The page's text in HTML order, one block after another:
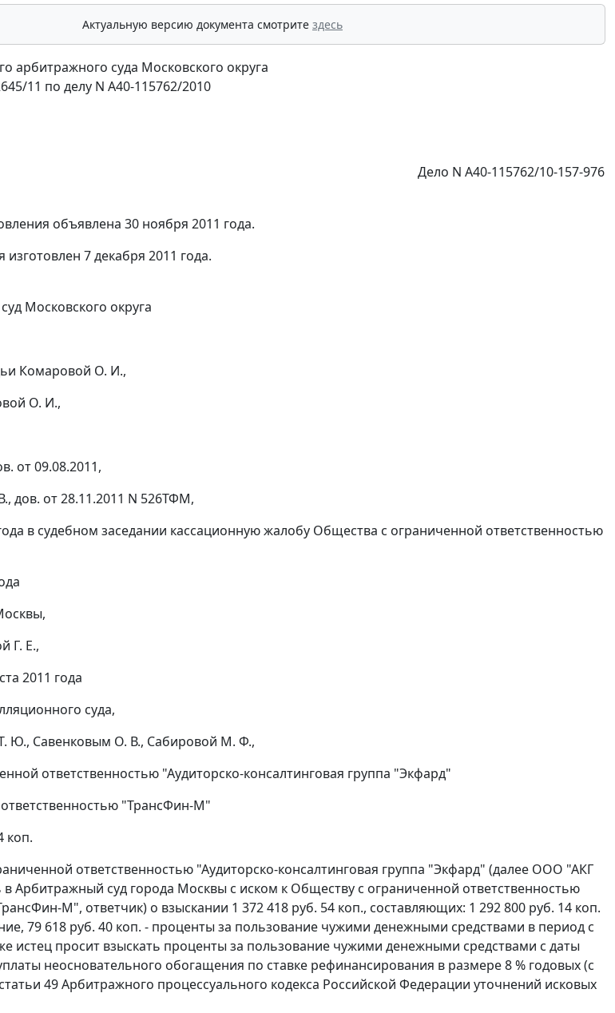
Актуальную версию документа смотрите здесь
арбитражного суда Московского округа
11 по делу N А40-115762/2010
Дело N А40-115762/10-157-976
объявлена 30 ноября 2011 года.
7 декабря 2011 года.
Московского округа
Комаровой О. И.,
О. И.,
от 09.08.2011,
дов. от 28.11.2011 N 526ТФМ,
в судебном заседании кассационную жалобу Общества с ограниченной ответственностью
Г. Е.,
2011 года
суда,
Ю., Савенковым О. В., Сабировой М. Ф.,
ответственностью "Аудиторско-консалтинговая группа "Экфард"
"ТрансФин-М"
коп.
ответственностью "Аудиторско-консалтинговая группа "Экфард" (далее ООО "АКГ
Арбитражный суд города Москвы с иском к Обществу с ограниченной ответственностью
М", ответчик) о взыскании 1 372 418 руб. 54 коп., составляющих: 1 292 800 руб. 14 коп.
79 618 руб. 40 коп. - проценты за пользование чужими денежными средствами в период с
истец просит взыскать проценты за пользование чужими денежными средствами с даты
неосновательного обогащения по ставке рефинансирования в размере 8 % годовых (с
статьи 49Арбитражного процессуального кодекса Российской Федерации уточнений исковых